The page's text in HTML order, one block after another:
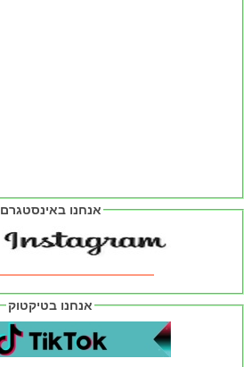
אנחנו באינסטגרם
אנחנו בטיקטוק